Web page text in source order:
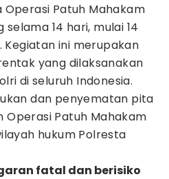
Patuh Mahakam
14 hari, mulai 14
Kegiatan ini merupakan
yang dilaksanakan
di seluruh Indonesia.
dan penyematan pita
Operasi Patuh Mahakam
hukum Polresta
fatal dan berisiko